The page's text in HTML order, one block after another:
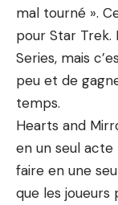
mal tourné ».
pour Star Trek.
Series, mais
peu et de
temps.
Hearts and
en un seul
faire en une
que les joueurs